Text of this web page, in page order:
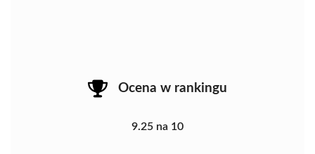
Ocena w rankingu
9.25 na 10